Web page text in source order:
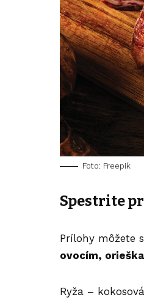
Foto: Freepik
Spestrite
Prílohy môžete
ovocím,
Ryža –